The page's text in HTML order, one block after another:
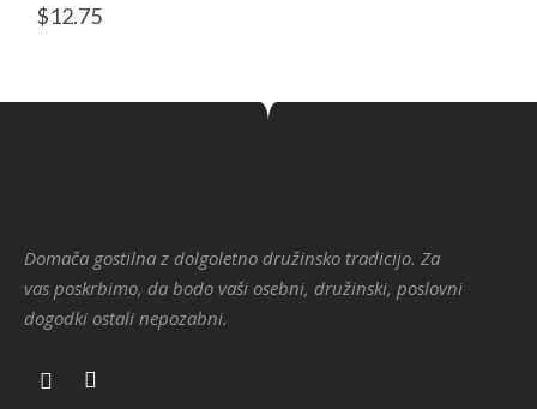
$12.75
Domača gostilna z dolgoletno družinsko tradicijo. Za
vas poskrbimo, da bodo vaši osebni, družinski, poslovni
dogodki ostali nepozabni.